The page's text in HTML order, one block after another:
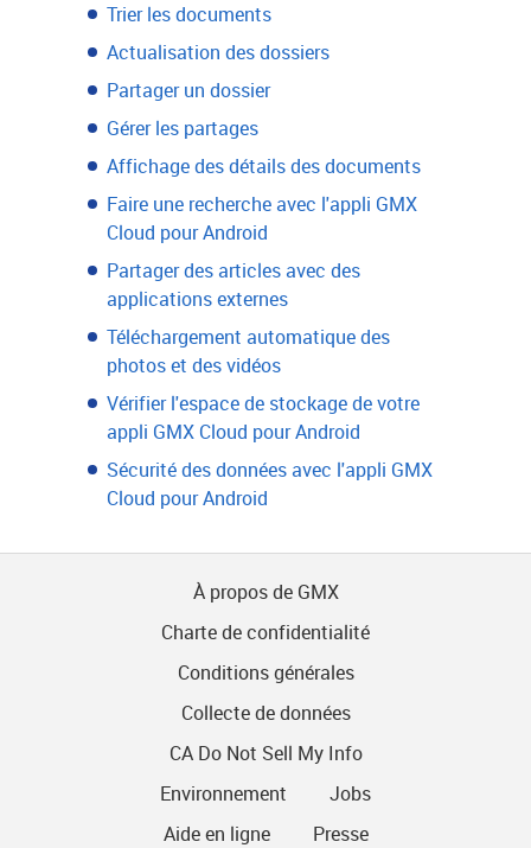
Trier les documents
Actualisation des dossiers
Partager un dossier
Gérer les partages
Affichage des détails des documents
Faire une recherche avec l'appli GMX
Cloud pour Android
Partager des articles avec des
applications externes
Téléchargement automatique des
photos et des vidéos
Vérifier l'espace de stockage de votre
appli GMX Cloud pour Android
Sécurité des données avec l'appli GMX
Cloud pour Android
À propos de GMX
Charte de confidentialité
Conditions générales
Collecte de données
CA Do Not Sell My Info
Environnement
Jobs
Aide en ligne
Presse